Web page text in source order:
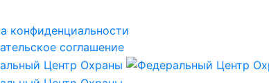
конфиденциальности
соглашение